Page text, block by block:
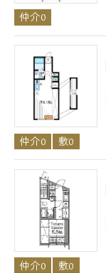
仲介0
仲介0 敷0
仲介0 敷0